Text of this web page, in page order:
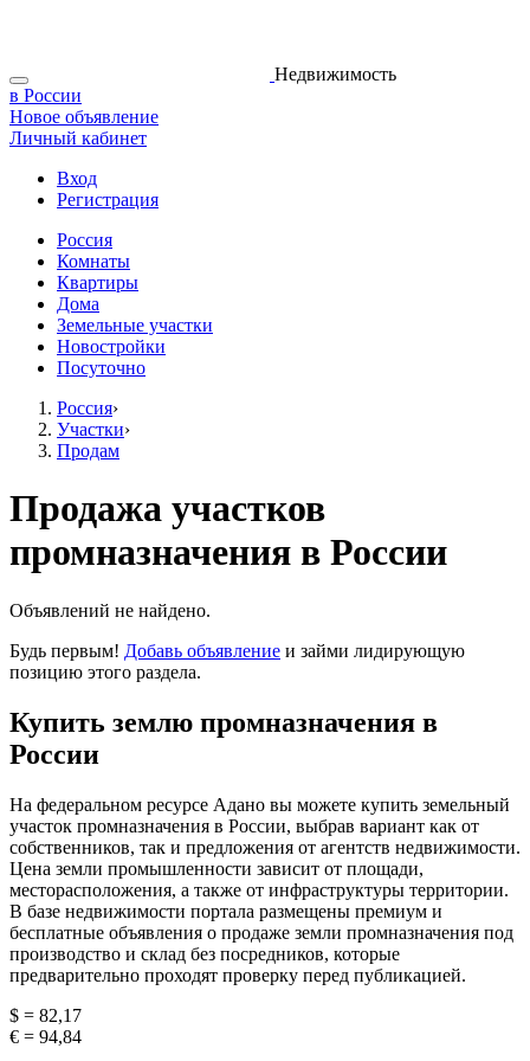
Недвижимость
в России
Новое объявление
Личный кабинет
Вход
Регистрация
Россия
Комнаты
Квартиры
Дома
Земельные участки
Новостройки
Посуточно
Россия›
Участки›
Продам
Продажа участков
промназначения в России
Объявлений не найдено.
Будь первым! Добавь объявление и займи лидирующую
позицию этого раздела.
Купить землю промназначения в
России
На федеральном ресурсе Адано вы можете купить земельный
участок промназначения в России, выбрав вариант как от
собственников, так и предложения от агентств недвижимости.
Цена земли промышленности зависит от площади,
месторасположения, а также от инфраструктуры территории.
В базе недвижимости портала размещены премиум и
бесплатные объявления о продаже земли промназначения под
производство и склад без посредников, которые
предварительно проходят проверку перед публикацией.
$ = 82,17
€ = 94,84